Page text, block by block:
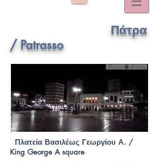
Πάτρα
/ Patrasso
Πλατεία Βασιλέως Γεωργίου Α. /
King George A square